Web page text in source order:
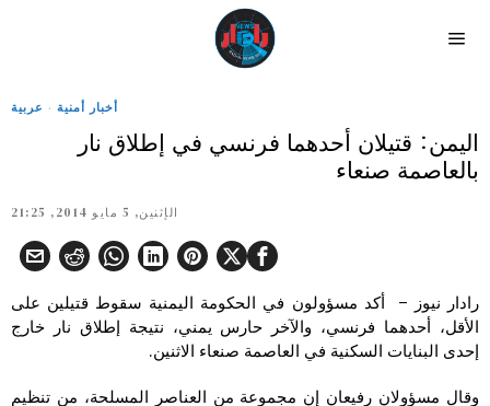
أخبار أمنية · عربية
اليمن: قتيلان أحدهما فرنسي في إطلاق نار
بالعاصمة صنعاء
الإثنين, 5 مايو 2014, 21:25
رادار نيوز – أكد مسؤولون في الحكومة اليمنية سقوط قتيلين على
الأقل، أحدهما فرنسي، والآخر حارس يمني، نتيجة إطلاق نار خارج
إحدى البنايات السكنية في العاصمة صنعاء الاثنين.
وقال مسؤولان رفيعان إن مجموعة من العناصر المسلحة، من تنظيم